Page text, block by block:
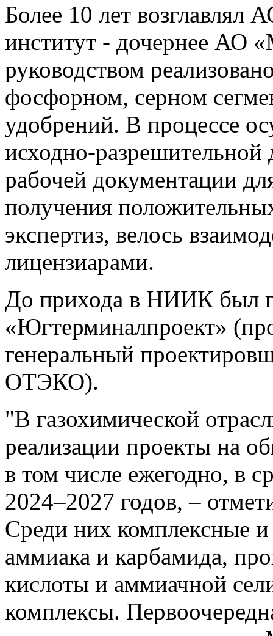
Более 10 лет возглавлял
институт - дочернее АО
руководством
фосфорном, серном
удобрений. В процессе
исходно-
рабочей документации
получения
экспертиз, велось
лицензиарами.
До прихода в НИИК был
«Югтерминалпроект»
генеральный
ОТЭКО).
"В газохимической
реализации проекты на
в том числе ежегодно, в
2024–2027 годов, –
Среди них комплексные и
аммиака и карбамида,
кислоты и аммиачной
комплексы.